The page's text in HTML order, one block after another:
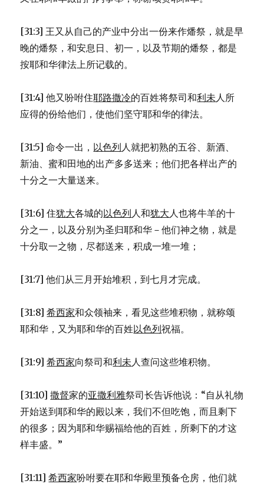
[31:3] 王又从自己的产业中分出一份来作燔祭，就是早
晚的燔祭，和安息日、初一，以及节期的燔祭，都是
按耶和华律法上所记载的。
[31:4] 他又吩咐住耶路撒冷的百姓将祭司和利未人所
应得的份给他们，使他们坚守耶和华的律法。
[31:5] 命令一出， 以色列人就把初熟的五谷、新酒、
新油、蜜和田地的出产多多送来；他们把各样出产的
十分之一大量送来。
[31:6] 住犹大各城的以色列人和犹大人也将牛羊的十
分之一，以及分别为圣归耶和华－他们神之物，就是
十分取一之物，尽都送来，积成一堆一堆；
[31:7] 他们从三月开始堆积，到七月才完成。
[31:8]希西家和众领袖来，看见这些堆积物，就称颂
耶和华，又为耶和华的百姓以色列祝福。
[31:9]希西家向祭司和利未人查问这些堆积物。
[31:10]撒督家的亚撒利雅祭司长告诉他说：“自从礼物
开始送到耶和华的殿以来，我们不但吃饱，而且剩下
的很多；因为耶和华赐福给他的百姓，所剩下的才这
样丰盛。”
[31:11]希西家吩咐要在耶和华殿里预备仓房，他们就